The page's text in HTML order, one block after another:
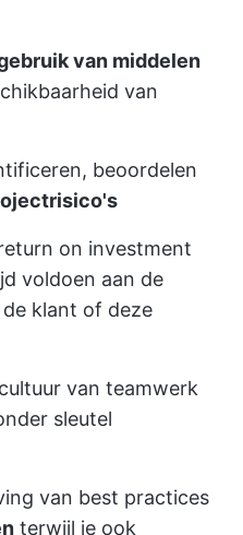
van middelen
van
beoordelen
on investment
voldoen aan de
klant of deze
van teamwerk
sleutel
van best practices
terwijl je ook